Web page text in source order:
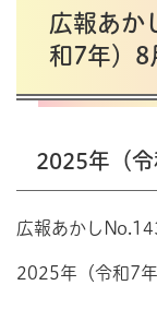
広報あか
和7年）8
2025年（
広報あかし
2025年（令和7